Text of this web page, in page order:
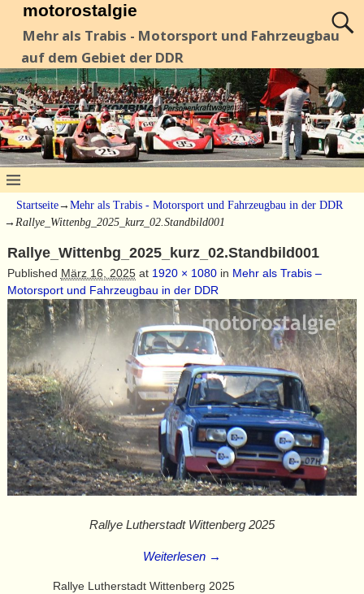
motorostalgie
Mehr als Trabis - Motorsport und Fahrzeugbau
auf dem Gebiet der DDR
Startseite→ Mehr als Trabis - Motorsport und Fahrzeugbau in der DDR
→ Rallye_Wittenbg_2025_kurz_02.Standbild001
Rallye_Wittenbg_2025_kurz_02.Standbild001
Published März 16, 2025at 1920 × 1080in Mehr als Trabis –
Motorsport und Fahrzeugbau in der DDR
Rallye Lutherstadt Wittenberg 2025
Weiterlesen →
Rallye Lutherstadt Wittenberg 2025